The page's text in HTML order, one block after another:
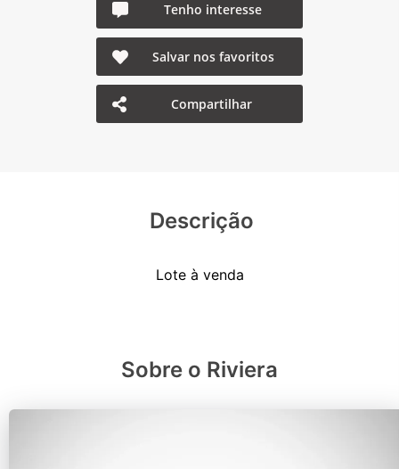
Tenho interesse
Salvar nos favoritos
Compartilhar
Descrição
Sobre o Riviera